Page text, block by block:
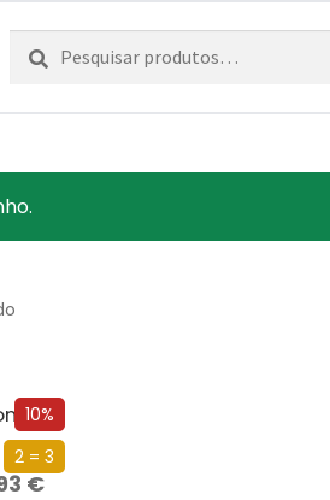
Pesquisar
por:
Pesquisa
10%
2 = 3
€